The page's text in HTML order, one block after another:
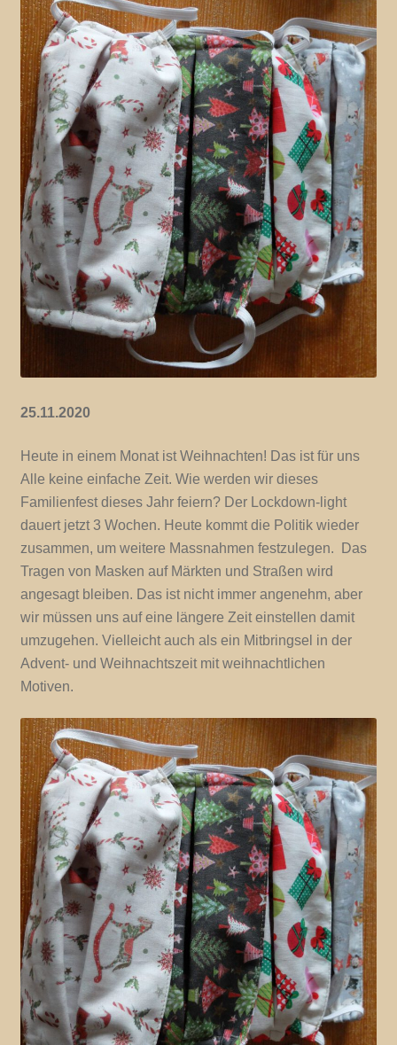
25.11.2020
Heute in einem Monat ist Weihnachten! Das ist für uns
Alle keine einfache Zeit. Wie werden wir dieses
Familienfest dieses Jahr feiern? Der Lockdown-light
dauert jetzt 3 Wochen. Heute kommt die Politik wieder
zusammen, um weitere Massnahmen festzulegen. Das
Tragen von Masken auf Märkten und Straßen wird
angesagt bleiben. Das ist nicht immer angenehm, aber
wir müssen uns auf eine längere Zeit einstellen damit
umzugehen. Vielleicht auch als ein Mitbringsel in der
Advent- und Weihnachtszeit mit weihnachtlichen
Motiven.